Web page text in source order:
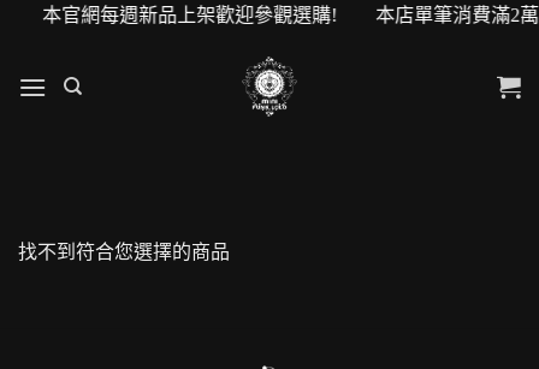
本官網每週新品上架歡迎參觀選購! 本店單筆消費滿2
找不到符合您選擇的商品